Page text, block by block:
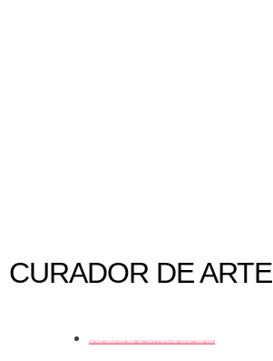
CURADOR DE ARTE
curadoria e crítica de arte